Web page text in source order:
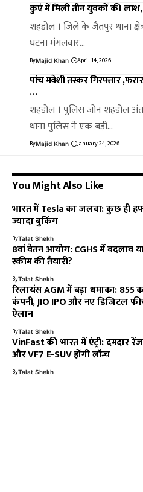
कुएं में मिली तीन युवकों की
शहडोल । जिले के जैतपुर थाना
घटना मंगलवार…
ByMajid Khan April 14, 2026
पांच मवेशी तस्कर गिरफ्तार
…
शहडोल । पुलिस जोन शहडोल
थाना पुलिस ने एक बड़ी…
ByMajid Khan January 24, 2026
You Might Also Like
भारत में Tesla का जलवा: कुछ ही
ज्यादा बुकिंग
ByTalat Shekh
8वां वेतन आयोग: CGHS में बदलाव
स्कीम की तैयारी?
ByTalat Shekh
रिलायंस AGM में बड़ा धमाका: 855
कंपनी, JIO IPO और नए डिजिटल
ऐलान
ByTalat Shekh
VinFast की भारत में एंट्री: दमदार
और VF7 E-SUV होंगी लॉन्च
ByTalat Shekh